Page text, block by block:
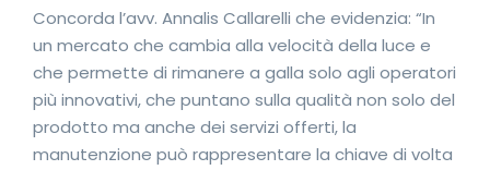
Concorda l’avv. Annalis Callarelli che evidenzia: “In
un mercato che cambia alla velocità della luce e
che permette di rimanere a galla solo agli operatori
più innovativi, che puntano sulla qualità non solo del
prodotto ma anche dei servizi offerti, la
manutenzione può rappresentare la chiave di volta